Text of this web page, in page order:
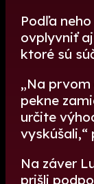
Podľa
ovplyvniť
ktoré sú
„Na
pekne
určite
vyskúšali,“
Na záver
prišli